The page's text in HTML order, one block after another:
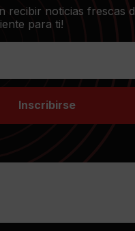
recibir noticias frescas
para ti!
Inscribirse